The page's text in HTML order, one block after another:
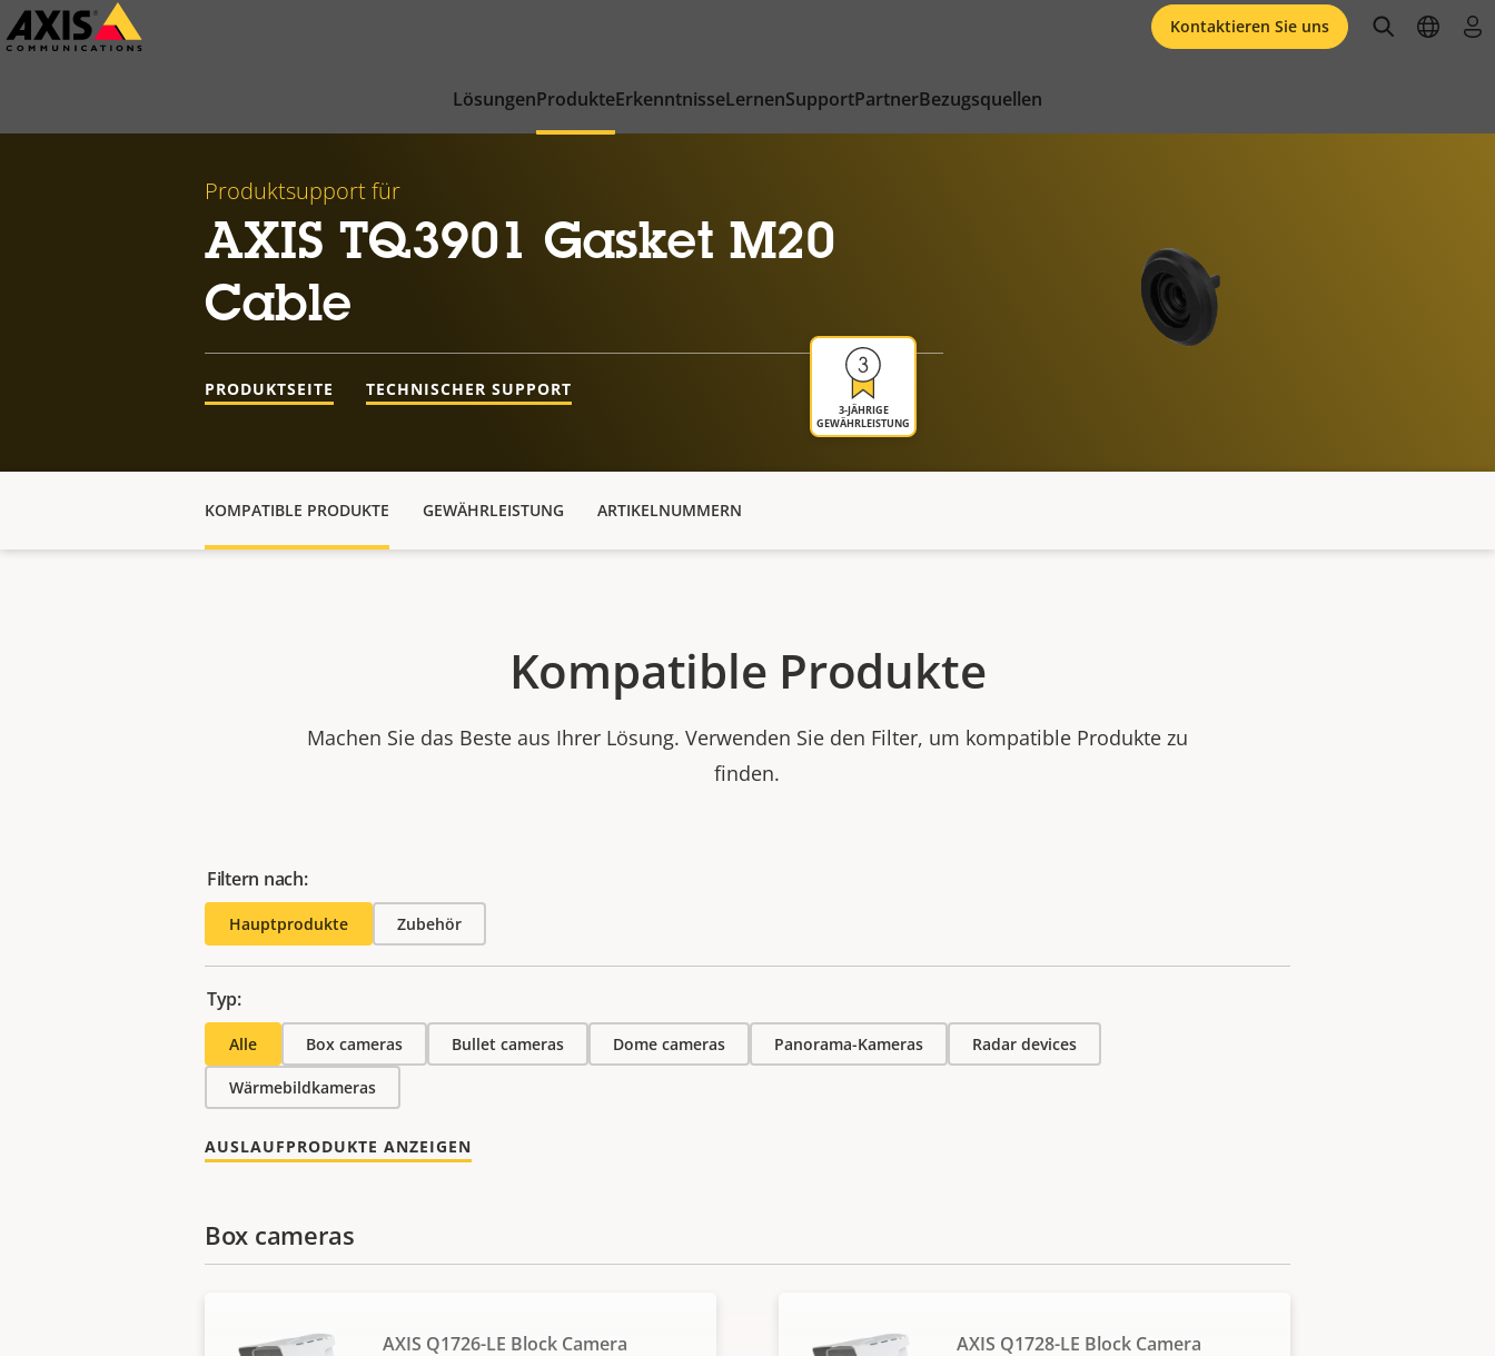
Zum
Hauptinhalt
LösungenProdukteErkenntnisseLernenSupportPartnerBezugsquellen
Kontaktieren Sie uns openopen
Produktsupport für
AXIS TQ3901 Gasket M20
Cable
3-JÄHRIGE
GEWÄHRLEISTUNG
PRODUKTSEITE TECHNISCHER SUPPORT
KOMPATIBLE PRODUKTE GEWÄHRLEISTUNG ARTIKELNUMMERN
Kompatible Produkte
Machen Sie das Beste aus Ihrer Lösung. Verwenden Sie den Filter, um kompatible Produkte zu
finden.
Filtern nach:
Hauptprodukte Zubehör
Typ:
Alle Box cameras Bullet cameras Dome cameras Panorama-Kameras Radar devices
Wärmebildkameras
AUSLAUFPRODUKTE ANZEIGEN
Box cameras
AXIS Q1726-LE Block Camera AXIS Q1728-LE Block Camera